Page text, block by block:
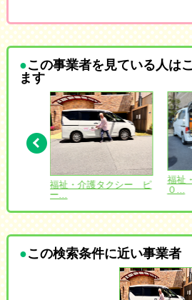
この事業者を見ている人は
ます
北海
福祉・介護タクシー ピ
ー...
福祉
０...
この検索条件に近い事業者